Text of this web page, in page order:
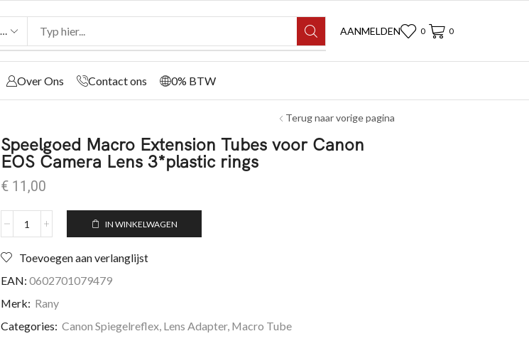
AANMELDEN 0 0
Over Ons Contact ons 0% BTW
Terug naar vorige pagina
Speelgoed Macro Extension Tubes voor Canon
EOS Camera Lens 3*plastic rings
€ 11,00
IN WINKELWAGEN
Toevoegen aan verlanglijst
EAN: 0602701079479
Merk: Rany
Categories: Canon Spiegelreflex, Lens Adapter, Macro Tube